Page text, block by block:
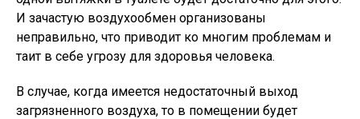
И зачастую воздухообмен организованы
неправильно, что приводит ко многим проблемам и
таит в себе угрозу для здоровья человека.
В случае, когда имеется недостаточный выход
загрязненного воздуха, то в помещении будет